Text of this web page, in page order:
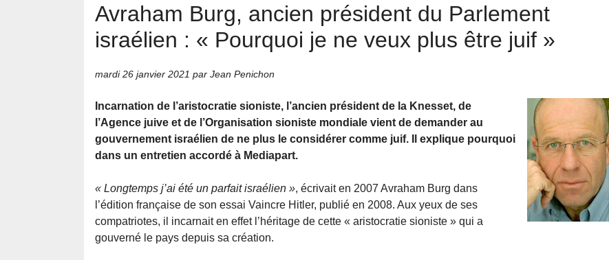
Avraham Burg, ancien président du Parlement
israélien : « Pourquoi je ne veux plus être juif »
mardi 26 janvier 2021 par Jean Penichon
Incarnation de l’aristocratie sioniste, l’ancien président de la Knesset, de
l’Agence juive et de l’Organisation sioniste mondiale vient de demander au
gouvernement israélien de ne plus le considérer comme juif. Il explique pourquoi
dans un entretien accordé à Mediapart.
« Longtemps j’ai été un parfait israélien », écrivait en 2007 Avraham Burg dans
l’édition française de son essai Vaincre Hitler, publié en 2008. Aux yeux de ses
compatriotes, il incarnait en effet l’héritage de cette « aristocratie sioniste » qui a
gouverné le pays depuis sa création.